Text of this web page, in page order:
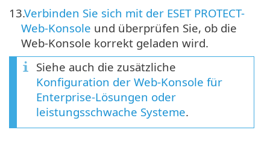
13.Verbinden Sie sich mit der ESET PROTECT-
Web-Konsole und überprüfen Sie, ob die
Web-Konsole korrekt geladen wird.
Siehe auch die zusätzliche
Konfiguration der Web-Konsole für
Enterprise-Lösungen oder
leistungsschwache Systeme.